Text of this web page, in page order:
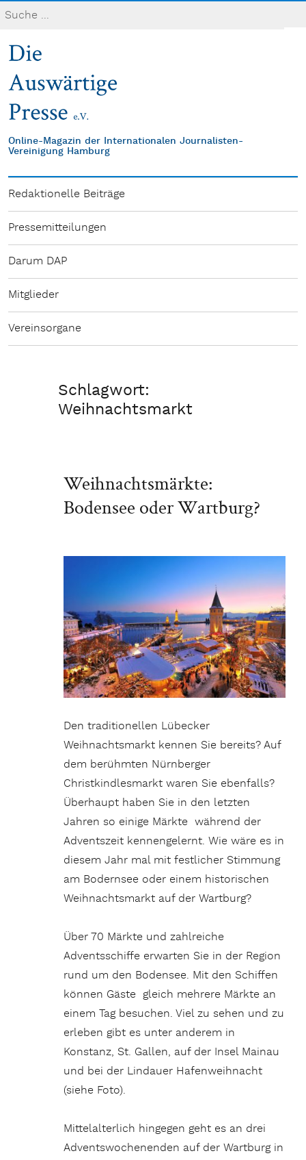
Online-Magazin der Internationalen Journalisten-
Vereinigung Hamburg
Redaktionelle Beiträge
Pressemitteilungen
Darum DAP
Mitglieder
Vereinsorgane
Schlagwort:
Weihnachtsmarkt
Weihnachtsmärkte:
Bodensee oder Wartburg?
Den traditionellen Lübecker
Weihnachtsmarkt kennen Sie bereits? Auf
dem berühmten Nürnberger
Christkindlesmarkt waren Sie ebenfalls?
Überhaupt haben Sie in den letzten
Jahren so einige Märkte während der
Adventszeit kennengelernt. Wie wäre es in
diesem Jahr mal mit festlicher Stimmung
am Bodernsee oder einem historischen
Weihnachtsmarkt auf der Wartburg?
Über 70 Märkte und zahlreiche
Adventsschiffe erwarten Sie in der Region
rund um den Bodensee. Mit den Schiffen
können Gäste gleich mehrere Märkte an
einem Tag besuchen. Viel zu sehen und zu
erleben gibt es unter anderem in
Konstanz, St. Gallen, auf der Insel Mainau
und bei der Lindauer Hafenweihnacht
(siehe Foto).
Mittelalterlich hingegen geht es an drei
Adventswochenenden auf der Wartburg in